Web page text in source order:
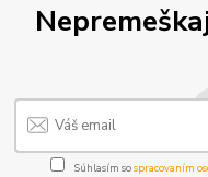
Súhlasím sospracovaním